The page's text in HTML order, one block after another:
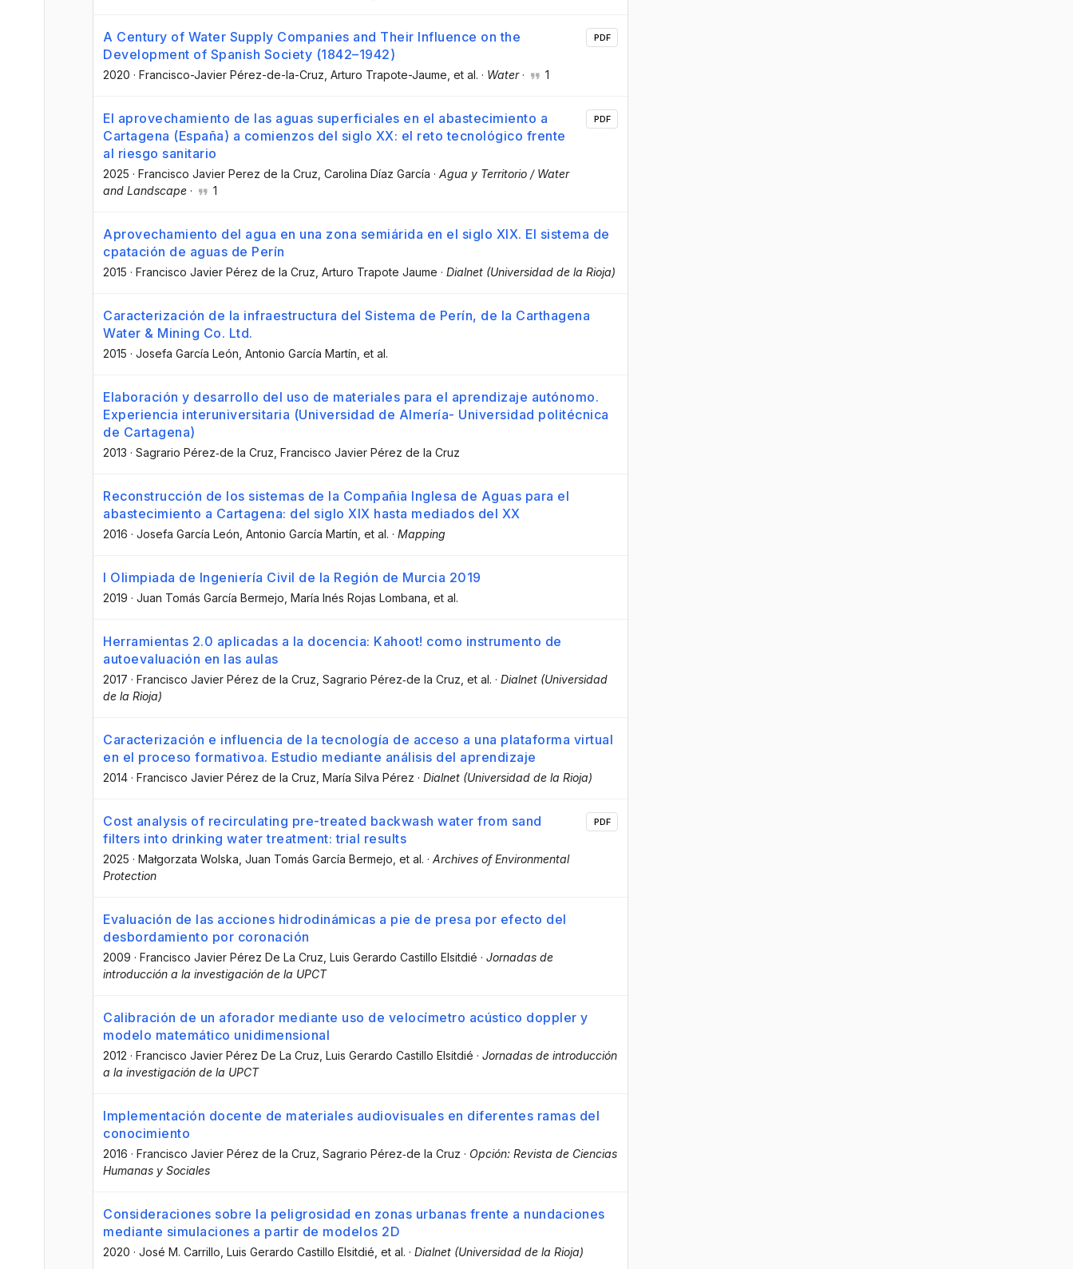
A Century of Water Supply Companies and Their Influence on the
Development of Spanish Society (1842–1942)
2020 · Francisco-Javier Pérez-de-la-Cruz , Arturo Trapote-Jaume , et al. · Water· 1
PDF
El aprovechamiento de las aguas superficiales en el abastecimiento a
Cartagena (España) a comienzos del siglo XX: el reto tecnológico frente
al riesgo sanitario
2025 · Francisco Javier Perez de la Cruz , Carolina Díaz García · Agua y Territorio / Water
and Landscape · 1
PDF
Aprovechamiento del agua en una zona semiárida en el siglo XIX. El sistema de
cpatación de aguas de Perín
2015 · Francisco Javier Pérez de la Cruz , Arturo Trapote Jaume · Dialnet (Universidad de la Rioja)
Caracterización de la infraestructura del Sistema de Perín, de la Carthagena
Water & Mining Co. Ltd.
2015 · Josefa García León , Antonio García Martín , et al.
Elaboración y desarrollo del uso de materiales para el aprendizaje autónomo.
Experiencia interuniversitaria (Universidad de Almería- Universidad politécnica
de Cartagena)
2013 · Sagrario Pérez‐de la Cruz , Francisco Javier Pérez de la Cruz
Reconstrucción de los sistemas de la Compañia Inglesa de Aguas para el
abastecimiento a Cartagena: del siglo XIX hasta mediados del XX
2016 · Josefa García León , Antonio García Martín , et al. · Mapping
I Olimpiada de Ingeniería Civil de la Región de Murcia 2019
2019 · Juan Tomás García Bermejo , María Inés Rojas Lombana , et al.
Herramientas 2.0 aplicadas a la docencia: Kahoot! como instrumento de
autoevaluación en las aulas
2017 · Francisco Javier Pérez de la Cruz , Sagrario Pérez‐de la Cruz , et al. · Dialnet (Universidad
de la Rioja)
Caracterización e influencia de la tecnología de acceso a una plataforma virtual
en el proceso formativoa. Estudio mediante análisis del aprendizaje
2014 · Francisco Javier Pérez de la Cruz , María Silva Pérez · Dialnet (Universidad de la Rioja)
Cost analysis of recirculating pre-treated backwash water from sand
filters into drinking water treatment: trial results
2025 · Małgorzata Wolska , Juan Tomás García Bermejo , et al. · Archives of Environmental
Protection
PDF
Evaluación de las acciones hidrodinámicas a pie de presa por efecto del
desbordamiento por coronación
2009 · Francisco Javier Pérez De La Cruz , Luis Gerardo Castillo Elsitdié · Jornadas de
introducción a la investigación de la UPCT
Calibración de un aforador mediante uso de velocímetro acústico doppler y
modelo matemático unidimensional
2012 · Francisco Javier Pérez De La Cruz , Luis Gerardo Castillo Elsitdié · Jornadas de introducción
a la investigación de la UPCT
Implementación docente de materiales audiovisuales en diferentes ramas del
conocimiento
2016 · Francisco Javier Pérez de la Cruz , Sagrario Pérez‐de la Cruz · Opción: Revista de Ciencias
Humanas y Sociales
Consideraciones sobre la peligrosidad en zonas urbanas frente a nundaciones
mediante simulaciones a partir de modelos 2D
2020 · José M. Carrillo , Luis Gerardo Castillo Elsitdié , et al. · Dialnet (Universidad de la Rioja)